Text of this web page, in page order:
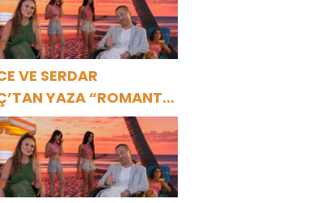
VE SERDAR
YAZA “ROMANTİK